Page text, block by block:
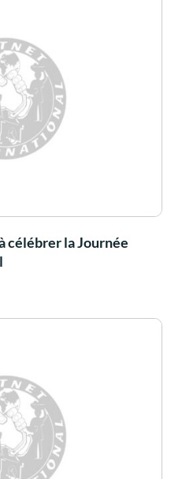
célébrer la Journée